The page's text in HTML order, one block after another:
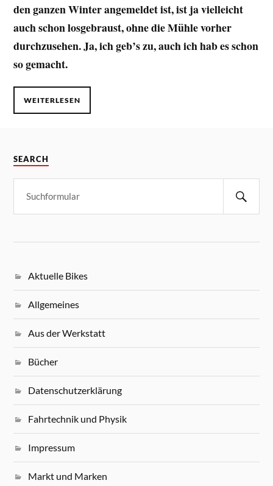
den ganzen Winter angemeldet ist, ist ja vielleicht
auch schon losgebraust, ohne die Mühle vorher
durchzusehen. Ja, ich geb’s zu, auch ich hab es schon
so gemacht.
WEITERLESEN
SEARCH
Aktuelle Bikes
Allgemeines
Aus der Werkstatt
Bücher
Datenschutzerklärung
Fahrtechnik und Physik
Impressum
Markt und Marken